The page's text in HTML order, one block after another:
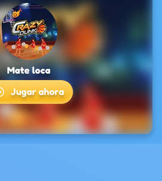
Mate loca
Jugar ahora